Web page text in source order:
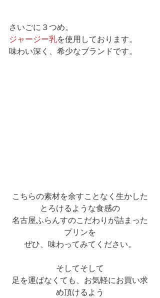
さいごに３つめ。
ジャージー乳を使用しております。
味わい深く、希少なブランドです。
こちらの素材を余すことなく生かした
とろけるような食感の
名古屋ふらんすのこだわりが詰まった
プリンを
ぜひ、味わってみてください。
そしてそして
足を運ばなくても、お気軽にお買い求
め頂けるよう